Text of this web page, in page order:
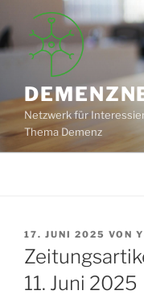
Inhalt
springen
Netzwerk für
Thema Demenz
VERÖFFENTLICHT
AM
17. JUNI 2025 VON
11. Juni 2025